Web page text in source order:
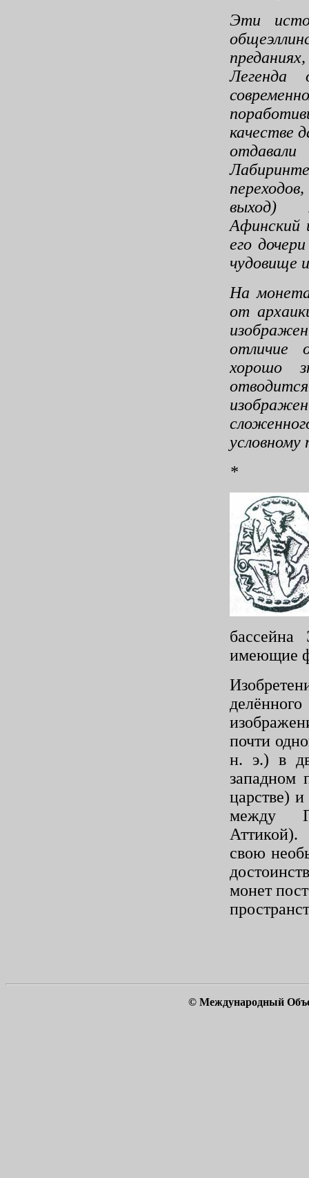
Эти
качестве
выход)
Афинский
его
чудовище
На
от
отличие
хорошо
*
имею­щие
почти
н. э.) в
западном
царстве)
между
свою
монет
© Международный